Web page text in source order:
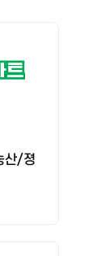
집합니다.
규직/ 초보가능)
사원 모집
채용공고
산/졍